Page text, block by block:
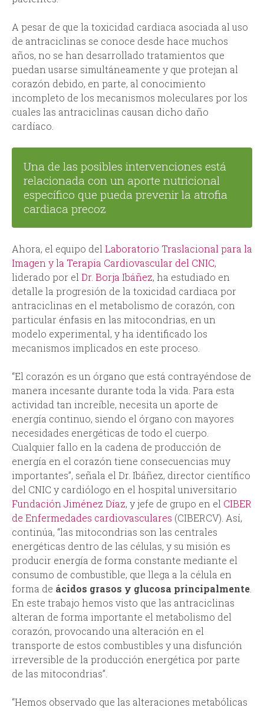
A pesar de que la toxicidad cardiaca asociada al uso
de antraciclinas se conoce desde hace muchos
años, no se han desarrollado tratamientos que
puedan usarse simultáneamente y que protejan al
corazón debido, en parte, al conocimiento
incompleto de los mecanismos moleculares por los
cuales las antraciclinas causan dicho daño
cardíaco.
Una de las posibles intervenciones está
relacionada con un aporte nutricional
específico que pueda prevenir la atrofia
cardiaca precoz
Ahora, el equipo del Laboratorio Traslacional para la
Imagen y la Terapia Cardiovascular del CNIC,
liderado por el Dr. Borja Ibáñez, ha estudiado en
detalle la progresión de la toxicidad cardiaca por
antraciclinas en el metabolismo de corazón, con
particular énfasis en las mitocondrias, en un
modelo experimental, y ha identificado los
mecanismos implicados en este proceso.
“El corazón es un órgano que está contrayéndose de
manera incesante durante toda la vida. Para esta
actividad tan increíble, necesita un aporte de
energía continuo, siendo el órgano con mayores
necesidades energéticas de todo el cuerpo.
Cualquier fallo en la cadena de producción de
energía en el corazón tiene consecuencias muy
importantes”, señala el Dr. Ibáñez, director científico
del CNIC y cardiólogo en el hospital universitario
Fundación Jiménez Díaz, y jefe de grupo en el CIBER
de Enfermedades cardiovasculares (CIBERCV). Así,
continúa, “las mitocondrias son las centrales
energéticas dentro de las células, y su misión es
producir energía de forma constante mediante el
consumo de combustible, que llega a la célula en
forma de ácidos grasos y glucosa principalmente
En este trabajo hemos visto que las antraciclinas
alteran de forma importante el metabolismo del
corazón, provocando una alteración en el
transporte de estos combustibles y una disfunción
irreversible de la producción energética por parte
de las mitocondrias”.
“Hemos observado que las alteraciones metabólicas